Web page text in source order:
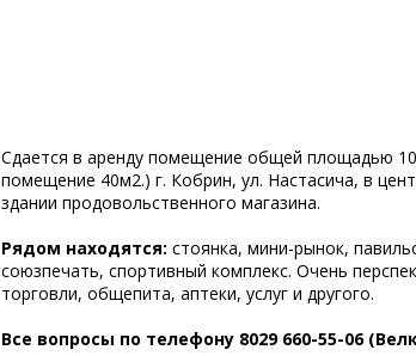
Сдается в аренду помещение общей площадью
помещение 40м2.) г. Кобрин, ул. Настасича, в
здании продовольственного магазина.
Рядом находятся: стоянка, мини-рынок,
союзпечать, спортивный комплекс. Очень
торговли, общепита, аптеки, услуг и другого.
Все вопросы по телефону 8029 660-55-06